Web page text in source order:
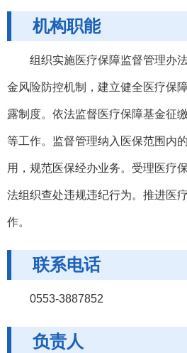
机构职能
组织实施医疗保障监督管理办
金风险防控机制，建立健全医疗保
露制度。依法监督医疗保障基金征
等工作。监督管理纳入医保范围内
用，规范医保经办业务。受理医疗
法组织查处违规违纪行为。推进医
作。
联系电话
0553-3887852
负责人